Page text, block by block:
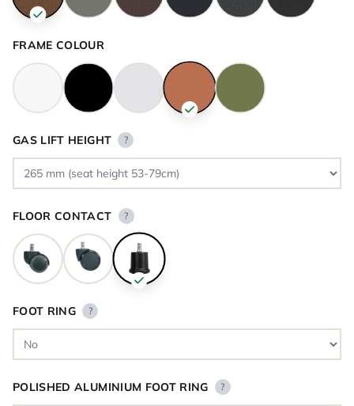
FRAME COLOUR
GAS LIFT HEIGHT ?
FLOOR CONTACT ?
FOOT RING ?
POLISHED ALUMINIUM FOOT RING ?